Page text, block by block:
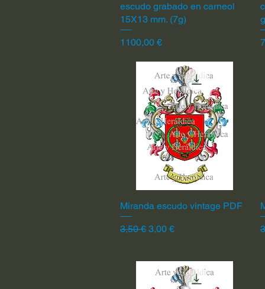
escudo grabado en carneol
15X13 mm. (7g)
Precio
1100,00 €
Vista rápida
Miranda escudo vintage PDF
Precio
3,50 € Precio de oferta
3,00 €